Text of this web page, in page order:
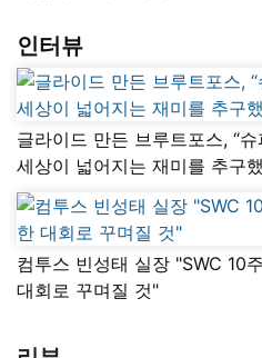
인터뷰
글라이드 만든 브루트포스, “
세상이 넓어지는 재미를 추구
컴투스 빈성태 실장 "SWC 10
대회로 꾸며질 것"